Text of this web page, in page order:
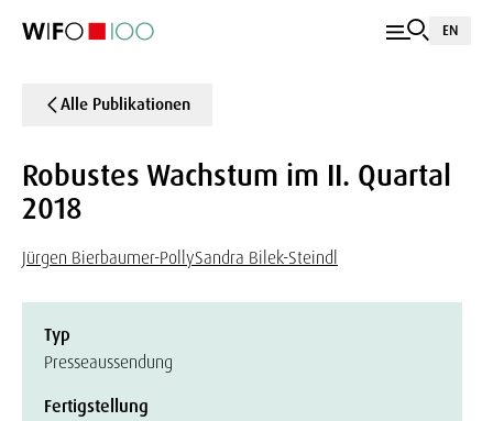
EN
Alle Publikationen
Robustes Wachstum im II. Quartal
2018
Jürgen Bierbaumer-PollySandra Bilek-Steindl
Typ
Presseaussendung
Fertigstellung